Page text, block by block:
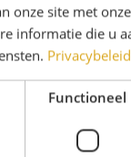
en België.
onze site met
informatie die u
Privacybeleid
Functioneel